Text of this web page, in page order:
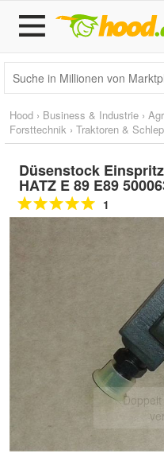
Hood › Business & Industrie ›
Forsttechnik › Traktoren &
Düsenstock
HATZ E 89 E89
1